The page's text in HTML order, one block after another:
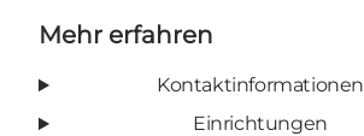
Mehr erfahren
Kontaktinformationen
Einrichtungen